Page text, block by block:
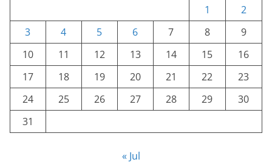
1
2
3
4 5 6 7 8
9
10
11 12 13 14 15
16
17
18 19 20 21 22
23
24
25 26 27 28 29
30
31
« Jul